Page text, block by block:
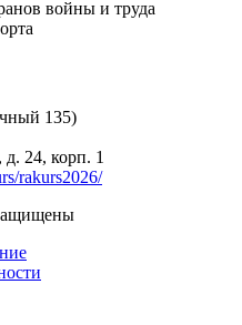
войны и труда
135)
24, корп. 1
rakurs2026/